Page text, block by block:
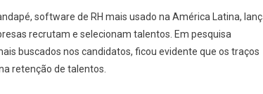
software de RH mais usado na América Latina,
recrutam e selecionam talentos. Em pesquisa
buscados nos candidatos, ficou evidente que os traços
retenção de talentos.